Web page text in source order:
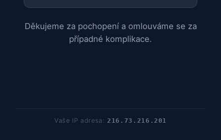
Děkujeme za pochopení a omlouváme se za
případné komplikace.
Vaše IP adresa:216.73.216.201